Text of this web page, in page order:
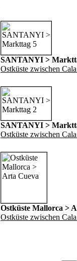
SANTANYI >
Ostküste zwischen
SANTANYI >
Ostküste zwischen
Ostküste Mallorca >
Ostküste zwischen